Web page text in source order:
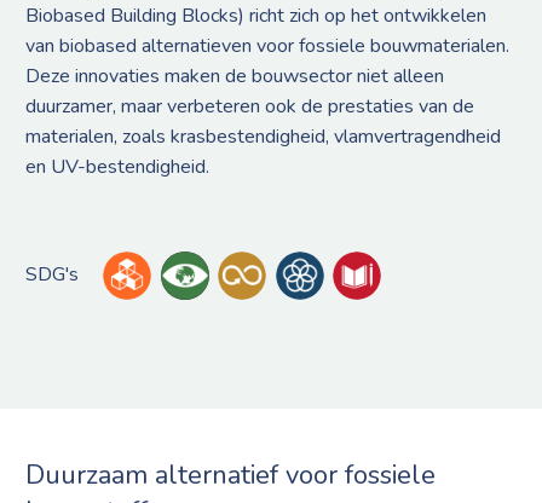
Biobased Building Blocks) richt zich op het ontwikkelen
van biobased alternatieven voor fossiele bouwmaterialen.
Deze innovaties maken de bouwsector niet alleen
duurzamer, maar verbeteren ook de prestaties van de
materialen, zoals krasbestendigheid, vlamvertragendheid
en UV-bestendigheid.
SDG's
Duurzaam alternatief voor fossiele